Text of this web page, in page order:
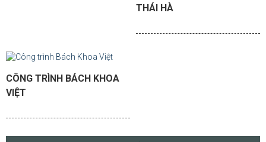
THÁI HÀ
CÔNG TRÌNH BÁCH KHOA
VIỆT